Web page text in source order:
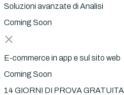
Soluzioni avanzate di Analisi
Coming Soon
E-commerce in app e sul sito web
Coming Soon
14 GIORNI DI PROVA GRATUITA